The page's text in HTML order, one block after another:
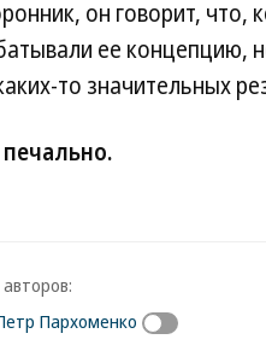
он говорит,
ее концепцию,
то значительных
Пархоменко